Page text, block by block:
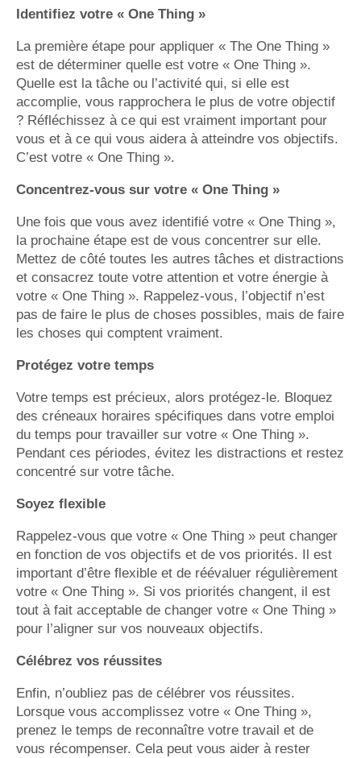
Identifiez votre « One Thing »
La première étape pour appliquer « The One Thing »
est de déterminer quelle est votre « One Thing ».
Quelle est la tâche ou l’activité qui, si elle est
accomplie, vous rapprochera le plus de votre objectif
? Réfléchissez à ce qui est vraiment important pour
vous et à ce qui vous aidera à atteindre vos objectifs.
C’est votre « One Thing ».
Concentrez-vous sur votre « One Thing »
Une fois que vous avez identifié votre « One Thing »,
la prochaine étape est de vous concentrer sur elle.
Mettez de côté toutes les autres tâches et distractions
et consacrez toute votre attention et votre énergie à
votre « One Thing ». Rappelez-vous, l’objectif n’est
pas de faire le plus de choses possibles, mais de faire
les choses qui comptent vraiment.
Protégez votre temps
Votre temps est précieux, alors protégez-le. Bloquez
des créneaux horaires spécifiques dans votre emploi
du temps pour travailler sur votre « One Thing ».
Pendant ces périodes, évitez les distractions et restez
concentré sur votre tâche.
Soyez flexible
Rappelez-vous que votre « One Thing » peut changer
en fonction de vos objectifs et de vos priorités. Il est
important d’être flexible et de réévaluer régulièrement
votre « One Thing ». Si vos priorités changent, il est
tout à fait acceptable de changer votre « One Thing »
pour l’aligner sur vos nouveaux objectifs.
Célébrez vos réussites
Enfin, n’oubliez pas de célébrer vos réussites.
Lorsque vous accomplissez votre « One Thing »,
prenez le temps de reconnaître votre travail et de
vous récompenser. Cela peut vous aider à rester